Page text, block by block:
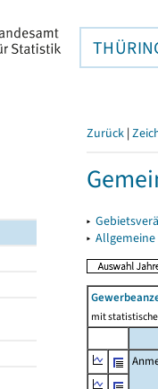
Zurück |
▸
▸
mit